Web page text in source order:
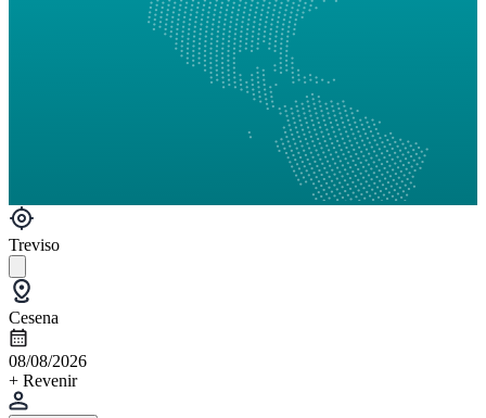
Treviso
Cesena
08/08/2026
+ Revenir